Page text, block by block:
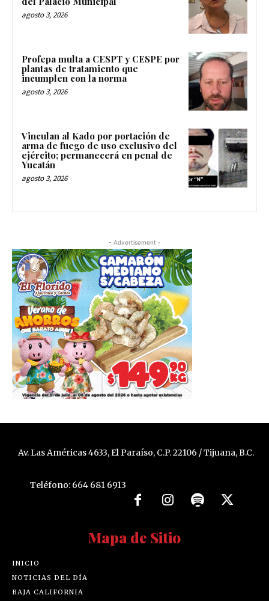
agosto 3, 2026
Profepa multa a CESPT y CESPE por
plantas de tratamiento que
incumplen con la norma
agosto 3, 2026
Vinculan al Kado por portación de
arma de fuego de uso exclusivo del
ejército; permanecerá en penal de
Yucatán
agosto 3, 2026
- Advertisement -
Av. Las Américas 4633, El Paraíso, C.P. 22106 / Tijuana, B.C.
Teléfono: 664 681 6913
Mapa de Sitio
INICIO
NOTICIAS DEL DÍA
BAJA CALIFORNIA